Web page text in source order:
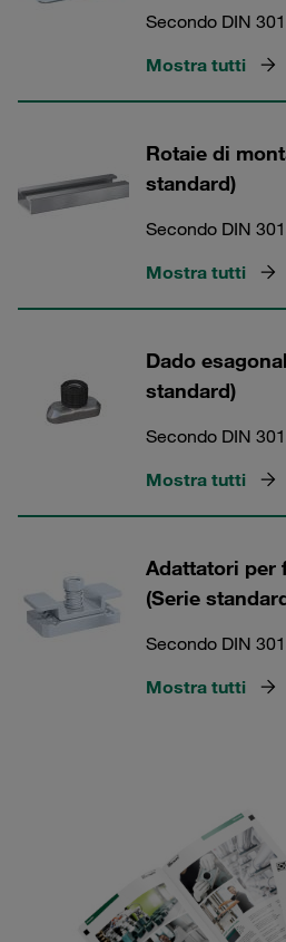
Secondo DIN
Mostra tutti
Rotaie di
standard)
Secondo DIN
Mostra tutti
Dado
standard)
Secondo DIN
Mostra tutti
Adattatori per
(Serie
Secondo DIN
Mostra tutti